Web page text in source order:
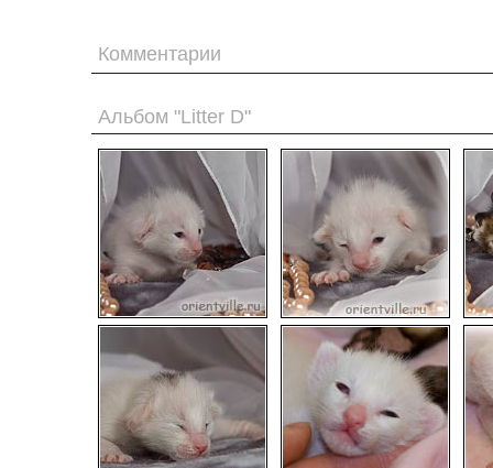
Комментарии
Альбом "Litter D"